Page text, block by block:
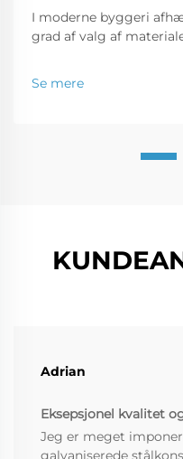
I moderne byggeri
grad af valg af
denne artikel er at
Se mere
Adrian
Eksepsjonel kvalitet
Jeg er meget
galvaniserede